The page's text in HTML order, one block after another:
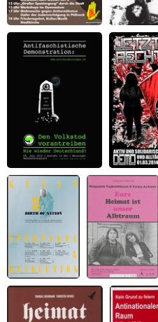
Ratschlag 2005, Statt
Wegschauen
Handeln
Dem
Wahn
Weder
Den Volkstod
vorantreiben
gegen
und
Kunst
Spektakel
Revolution 8
Eure Heimat ist
unser
Albtraum